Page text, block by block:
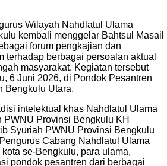
Wilayah Nahdlatul Ulama
kembali menggelar Bahtsul Masail
forum pengkajian dan
terhadap berbagai persoalan aktual
masyarakat. Kegiatan tersebut
6 Juni 2026, di Pondok Pesantren
Bengkulu Utara.
intelektual khas Nahdlatul Ulama
Provinsi Bengkulu KH
Syuriah PWNU Provinsi Bengkulu
Cabang Nahdlatul Ulama
se-Bengkulu, para ulama,
pondok pesantren dari berbagai